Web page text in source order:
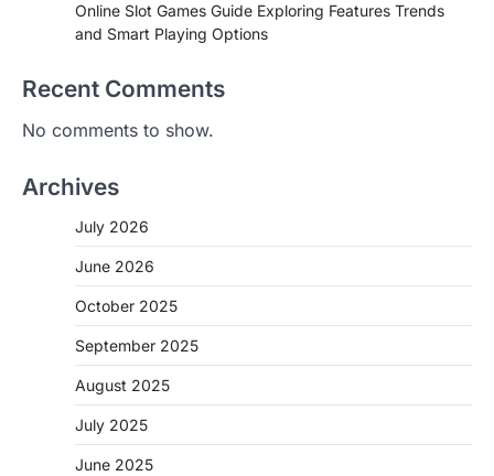
Online Slot Games Guide Exploring Features Trends
and Smart Playing Options
Recent Comments
No comments to show.
Archives
July 2026
June 2026
October 2025
September 2025
August 2025
July 2025
June 2025